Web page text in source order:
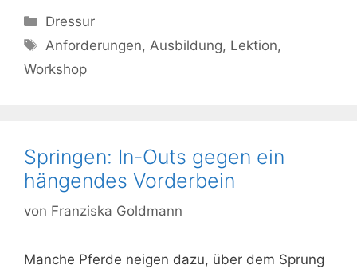
Kategorien
Dressur
Schlagwörter
Anforderungen, Ausbildung, Lektion,
Workshop
Springen: In-Outs gegen ein
hängendes Vorderbein
von Franziska Goldmann
Manche Pferde neigen dazu, über dem Sprung